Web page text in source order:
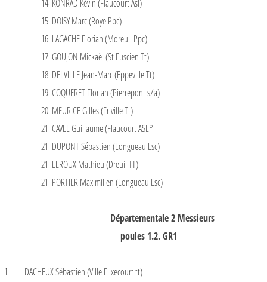
15 DOISY Marc (Roye Ppc)
16 LAGACHE Florian (Moreuil Ppc)
17 GOUJON Mickaël (St Fuscien Tt)
18 DELVILLE Jean-Marc (Eppeville Tt)
19 COQUERET Florian (Pierrepont s/a)
20 MEURICE Gilles (Friville Tt)
21 CAVEL Guillaume (Flaucourt ASL°
21 DUPONT Sébastien (Longueau Esc)
21 LEROUX Mathieu (Dreuil TT)
21 PORTIER Maximilien (Longueau Esc)
Départementale 2 Messieurs
poules 1.2. GR1
1
DACHEUX Sébastien (Ville Flixecourt tt)